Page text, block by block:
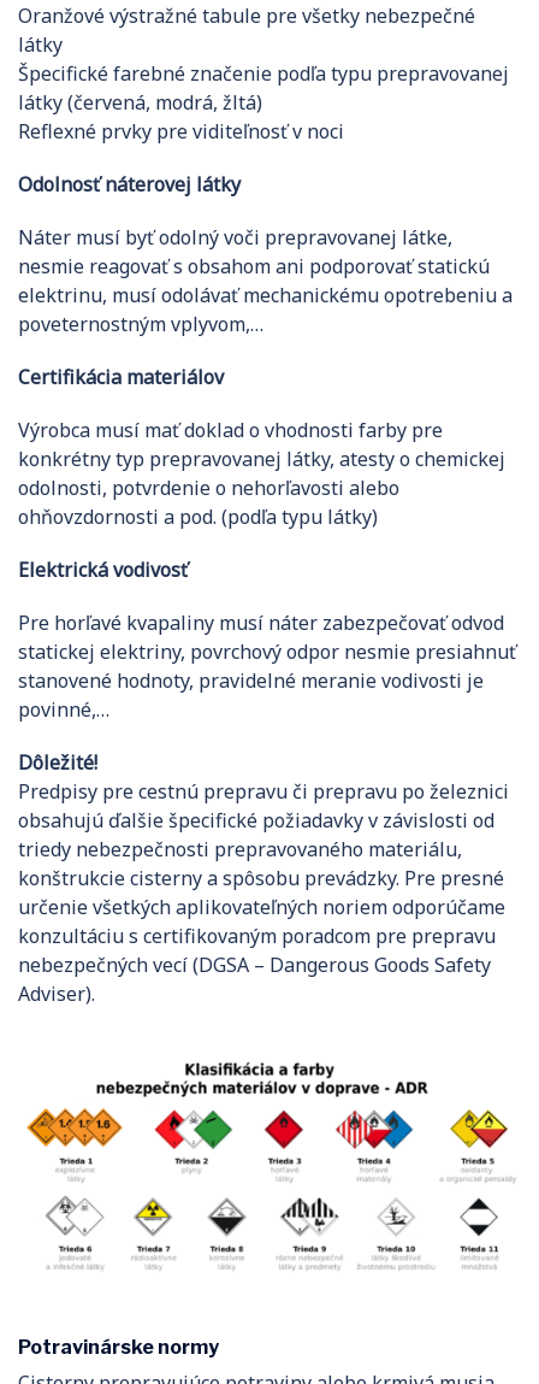
Oranžové výstražné tabule pre všetky nebezpečné
látky
Špecifické farebné značenie podľa typu prepravovanej
látky (červená, modrá, žltá)
Reflexné prvky pre viditeľnosť v noci
Odolnosť náterovej látky
Náter musí byť odolný voči prepravovanej látke,
nesmie reagovať s obsahom ani podporovať statickú
elektrinu, musí odolávať mechanickému opotrebeniu a
poveternostným vplyvom,…
Certifikácia materiálov
Výrobca musí mať doklad o vhodnosti farby pre
konkrétny typ prepravovanej látky, atesty o chemickej
odolnosti, potvrdenie o nehorľavosti alebo
ohňovzdornosti a pod. (podľa typu látky)
Elektrická vodivosť
Pre horľavé kvapaliny musí náter zabezpečovať odvod
statickej elektriny, povrchový odpor nesmie presiahnuť
stanovené hodnoty, pravidelné meranie vodivosti je
povinné,…
Dôležité!
Predpisy pre cestnú prepravu či prepravu po železnici
obsahujú ďalšie špecifické požiadavky v závislosti od
triedy nebezpečnosti prepravovaného materiálu,
konštrukcie cisterny a spôsobu prevádzky. Pre presné
určenie všetkých aplikovateľných noriem odporúčame
konzultáciu s certifikovaným poradcom pre prepravu
nebezpečných vecí (DGSA – Dangerous Goods Safety
Adviser).
Potravinárske normy